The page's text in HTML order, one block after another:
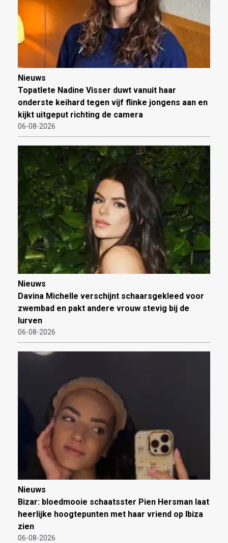
Nieuws
Topatlete Nadine Visser duwt vanuit haar
onderste keihard tegen vijf flinke jongens aan en
kijkt uitgeput richting de camera
06-08-2026
Nieuws
Davina Michelle verschijnt schaarsgekleed voor
zwembad en pakt andere vrouw stevig bij de
lurven
06-08-2026
Nieuws
Bizar: bloedmooie schaatsster Pien Hersman laat
heerlijke hoogtepunten met haar vriend op Ibiza
zien
06-08-2026